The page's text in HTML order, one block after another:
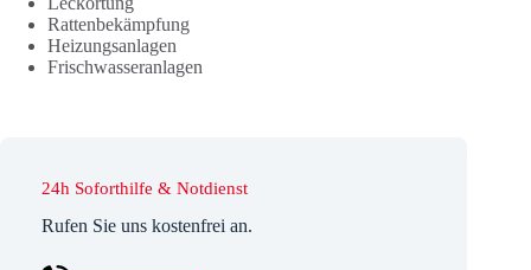
Rattenbekämpfung
Heizungsanlagen
Frischwasseranlagen
24h Soforthilfe & Notdienst
Rufen Sie uns kostenfrei an.